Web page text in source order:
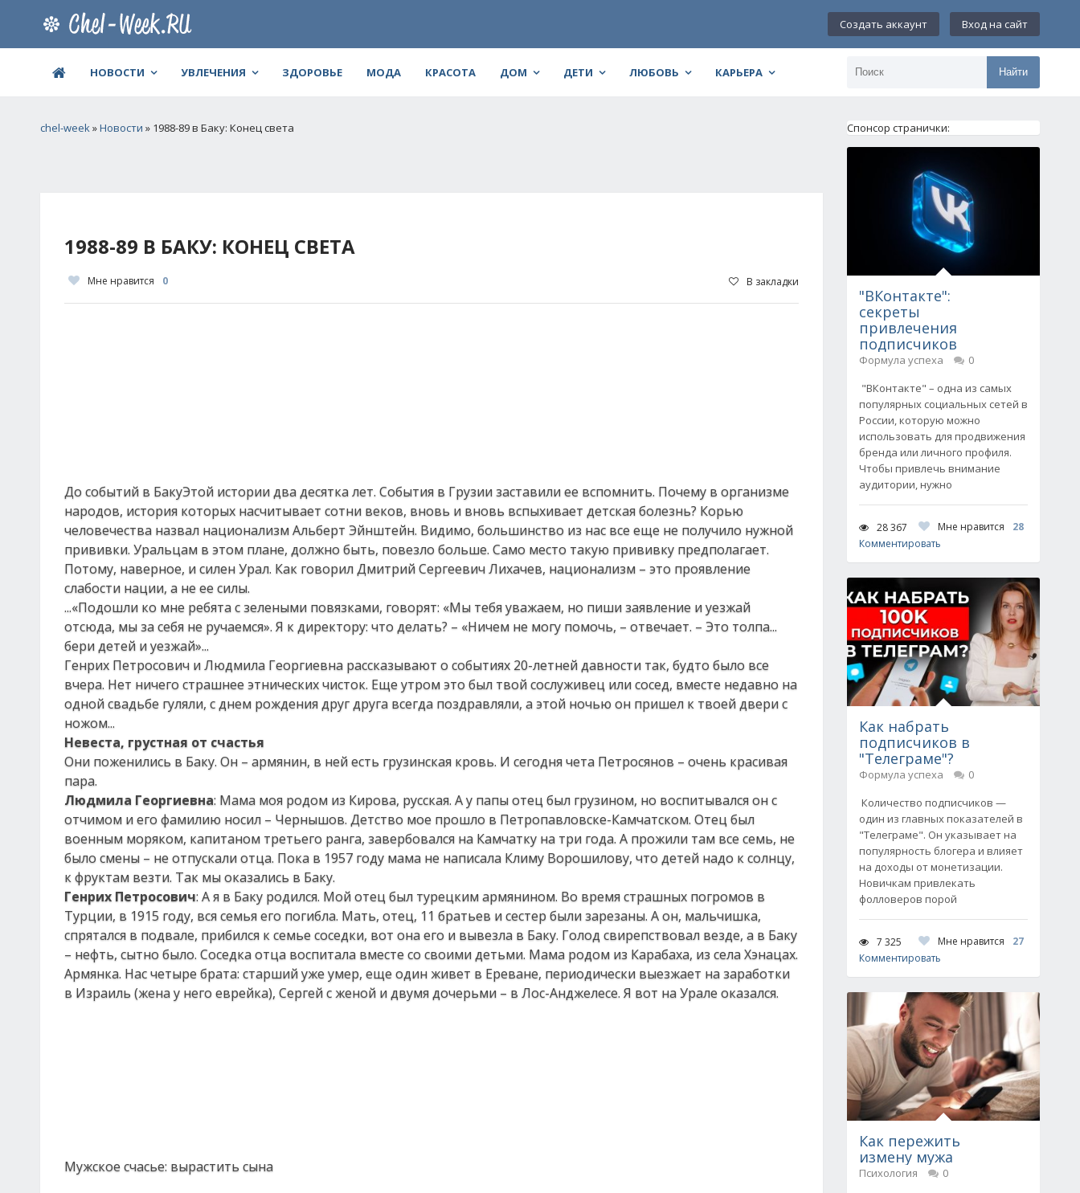
Создать аккаунт Вход на сайт
НОВОСТИ УВЛЕЧЕНИЯ ЗДОРОВЬЕ МОДА КРАСОТА ДОМ ДЕТИ ЛЮБОВЬ КАРЬЕРА Найти
chel-week»Новости » 1988-89 в Баку: Конец света
1988-89 В БАКУ: КОНЕЦ СВЕТА
Мне нравится 0 В закладки
До событий в БакуЭтой истории два десятка лет. События в Грузии заставили ее вспомнить. Почему в организме
народов, история которых насчитывает сотни веков, вновь и вновь вспыхивает детская болезнь? Корью
человечества назвал национализм Альберт Эйнштейн. Видимо, большинство из нас все еще не получило нужной
прививки. Уральцам в этом плане, должно быть, повезло больше. Само место такую прививку предполагает.
Потому, наверное, и силен Урал. Как говорил Дмитрий Сергеевич Лихачев, национализм – это проявление
слабости нации, а не ее силы.
...«Подошли ко мне ребята с зелеными повязками, говорят: «Мы тебя уважаем, но пиши заявление и уезжай
отсюда, мы за себя не ручаемся». Я к директору: что делать? – «Ничем не могу помочь, – отвечает. – Это толпа...
бери детей и уезжай»...
Генрих Петросович и Людмила Георгиевна рассказывают о событиях 20-летней давности так, будто было все
вчера. Нет ничего страшнее этнических чисток. Еще утром это был твой сослуживец или сосед, вместе недавно на
одной свадьбе гуляли, с днем рождения друг друга всегда поздравляли, а этой ночью он пришел к твоей двери с
ножом...
Невеста, грустная от счастья
Они поженились в Баку. Он – армянин, в ней есть грузинская кровь. И сегодня чета Петросянов – очень красивая
пара.
Людмила Георгиевна: Мама моя родом из Кирова, русская. А у папы отец был грузином, но воспитывался он с
отчимом и его фамилию носил – Чернышов. Детство мое прошло в Петропавловске-Камчатском. Отец был
военным моряком, капитаном третьего ранга, завербовался на Камчатку на три года. А прожили там все семь, не
было смены – не отпускали отца. Пока в 1957 году мама не написала Климу Ворошилову, что детей надо к солнцу,
к фруктам везти. Так мы оказались в Баку.
Генрих Петросович: А я в Баку родился. Мой отец был турецким армянином. Во время страшных погромов в
Турции, в 1915 году, вся семья его погибла. Мать, отец, 11 братьев и сестер были зарезаны. А он, мальчишка,
спрятался в подвале, прибился к семье соседки, вот она его и вывезла в Баку. Голод свирепствовал везде, а в Баку
– нефть, сытно было. Соседка отца воспитала вместе со своими детьми. Мама родом из Карабаха, из села Хэнацах.
Армянка. Нас четыре брата: старший уже умер, еще один живет в Ереване, периодически выезжает на заработки
в Израиль (жена у него еврейка), Сергей с женой и двумя дочерьми – в Лос-Анджелесе. Я вот на Урале оказался.
Мужское счасье: вырастить сына
Спонсор странички:
"ВКонтакте":
секреты
привлечения
подписчиков
Формула успеха
0
"ВКонтакте" – одна из самых
популярных социальных сетей в
России, которую можно
использовать для продвижения
бренда или личного профиля.
Чтобы привлечь внимание
аудитории, нужно
28 367 Мне нравится
28
Комментировать
Как набрать
подписчиков в
"Телеграме"?
Формула успеха
0
Количество подписчиков —
один из главных показателей в
"Телеграме". Он указывает на
популярность блогера и влияет
на доходы от монетизации.
Новичкам привлекать
фолловеров порой
7 325 Мне нравится
27
Комментировать
Как пережить
измену мужа
Психология
0